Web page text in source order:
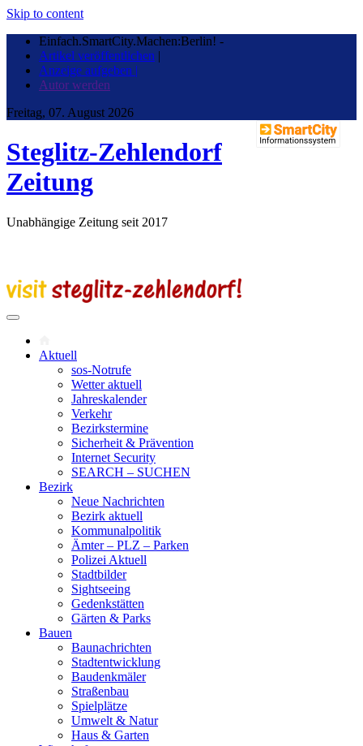
Skip to content
Einfach.SmartCity.Machen:Berlin! -
Artikel veröffentlichen |
Anzeige aufgeben |
Autor werden
Freitag, 07. August 2026
Steglitz-Zehlendorf
Zeitung
Unabhängige Zeitung seit 2017
Aktuell
sos-Notrufe
Wetter aktuell
Jahreskalender
Verkehr
Bezirkstermine
Sicherheit & Prävention
Internet Security
SEARCH – SUCHEN
Bezirk
Neue Nachrichten
Bezirk aktuell
Kommunalpolitik
Ämter – PLZ – Parken
Polizei Aktuell
Stadtbilder
Sightseeing
Gedenkstätten
Gärten & Parks
Bauen
Baunachrichten
Stadtentwicklung
Baudenkmäler
Straßenbau
Spielplätze
Umwelt & Natur
Haus & Garten